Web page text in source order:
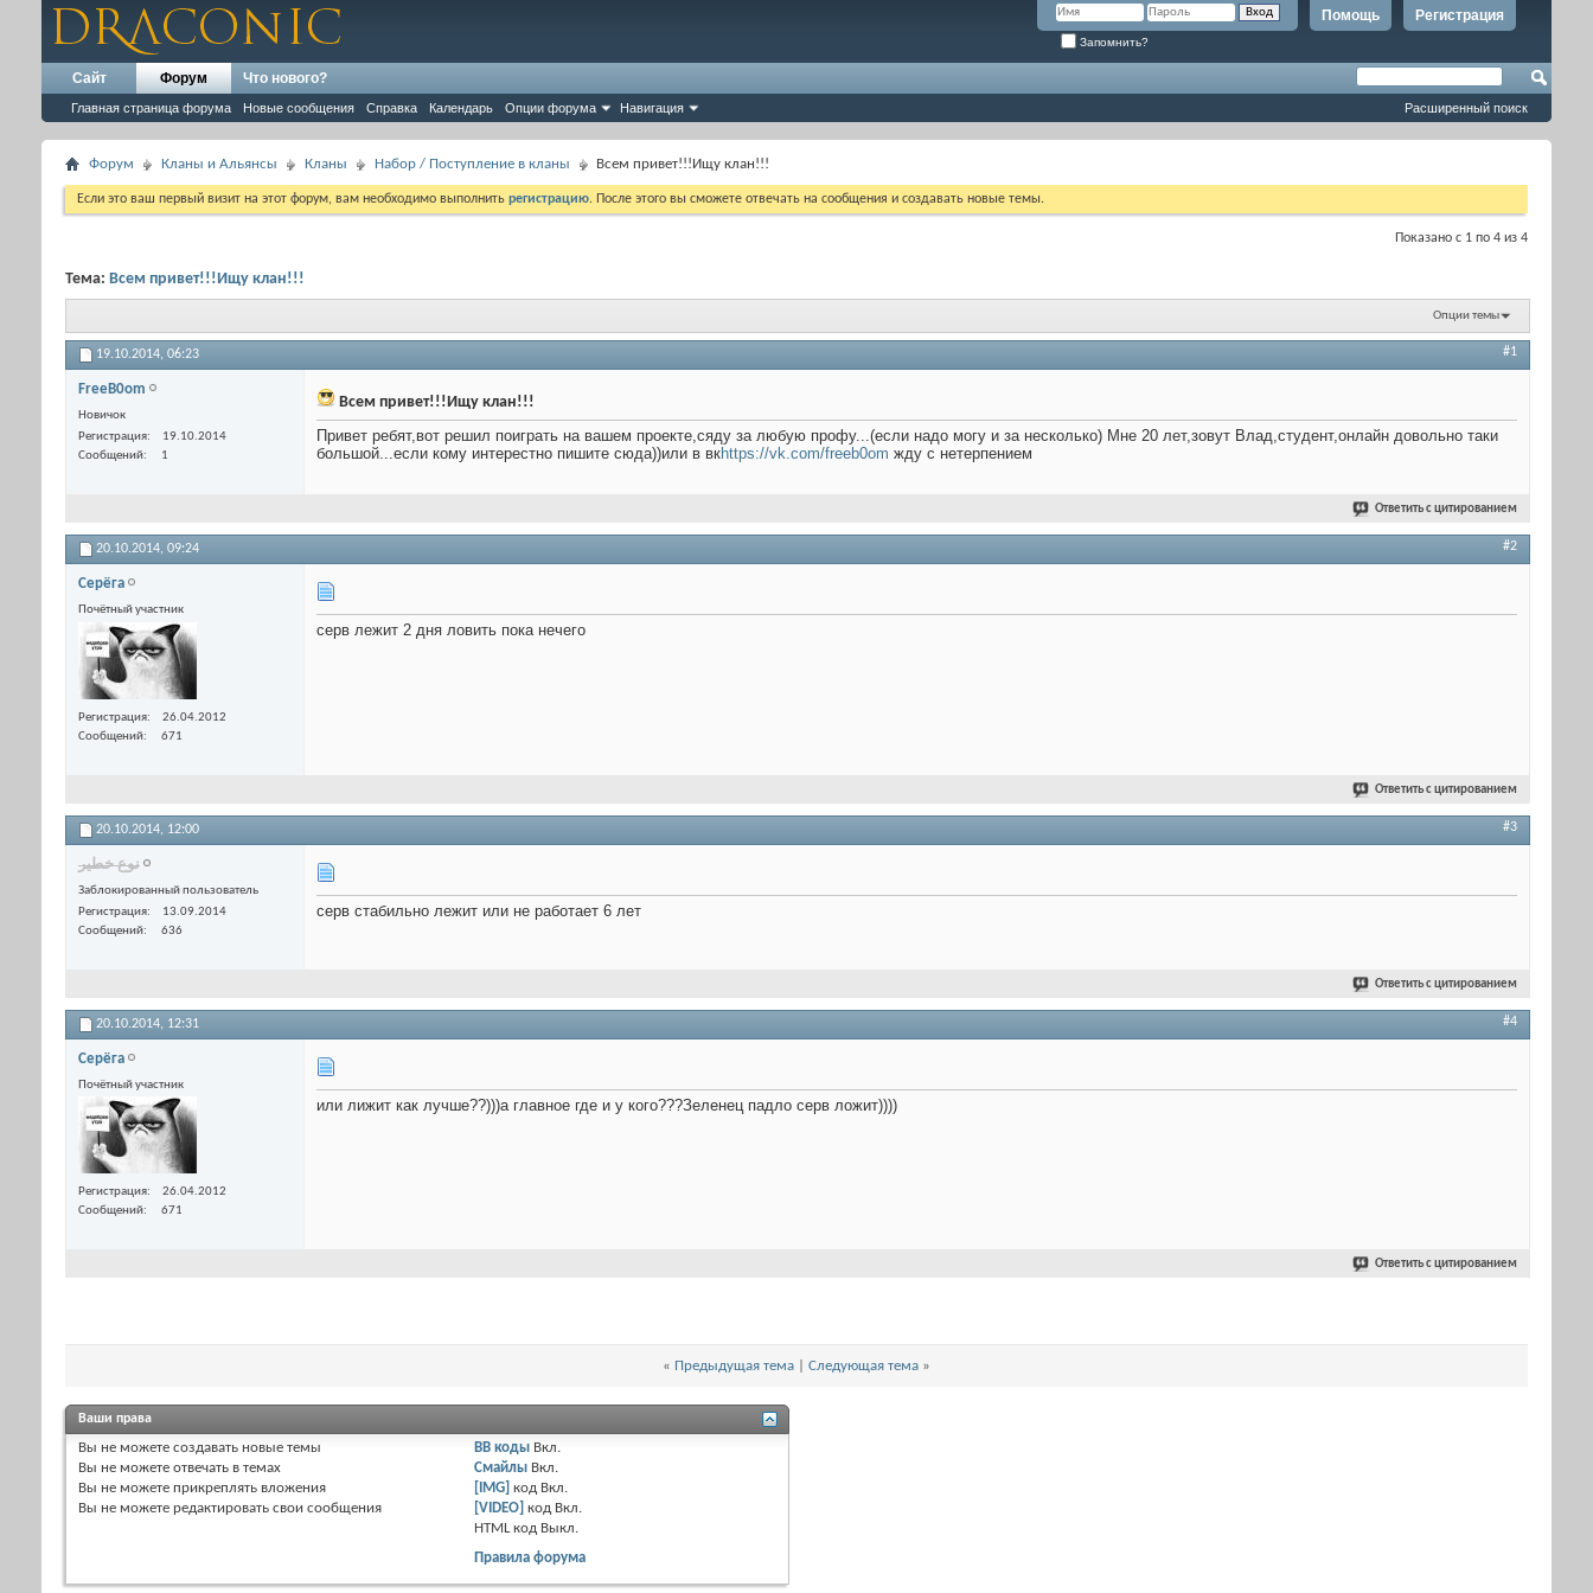
Регистрация
Помощь
Запомнить?
Сайт Форум
Главная страница форума Новые сообщения Справка Календарь Опции форума Навигация
Что нового?
Расширенный поиск
Форум Кланы и Альянсы Кланы Набор / Поступление в кланы Всем привет!!!Ищу клан!!!
Если это ваш первый визит на этот форум, вам необходимо выполнить регистрацию. После этого вы сможете отвечать на сообщения и создавать новые темы.
Показано с 1 по 4 из 4
Тема: Всем привет!!!Ищу клан!!!
Опции темы
19.10.2014, 06:23 #1
FreeB0om
Новичок
Регистрация
19.10.2014
Сообщений
1
Всем привет!!!Ищу клан!!!
Привет ребят,вот решил поиграть на вашем проекте,сяду за любую профу...(если надо могу и за несколько) Мне 20 лет,зовут Влад,студент,онлайн довольно таки
большой...если кому интерестно пишите сюда))или в вкhttps://vk.com/freeb0om жду с нетерпением
Ответить с цитированием
20.10.2014, 09:24 #2
Серёга
Почётный участник
Регистрация
26.04.2012
Сообщений
671
серв лежит 2 дня ловить пока нечего
Ответить с цитированием
20.10.2014, 12:00 #3
نوع خطير
Заблокированный пользователь
Регистрация
13.09.2014
Сообщений
636
серв стабильно лежит или не работает 6 лет
Ответить с цитированием
20.10.2014, 12:31 #4
Серёга
Почётный участник
Регистрация
26.04.2012
Сообщений
671
или лижит как лучше??)))а главное где и у кого???Зеленец падло серв ложит))))
Ответить с цитированием
« Предыдущая тема Следующая тема »
Ваши права
Вы не можете создавать новые темы
Вы не можете отвечать в темах
Вы не можете прикреплять вложения
Вы не можете редактировать свои сообщения
BB коды Вкл.
Смайлы Вкл.
[IMG] код Вкл.
[VIDEO] код Вкл.
HTML код Выкл.
Правила форума